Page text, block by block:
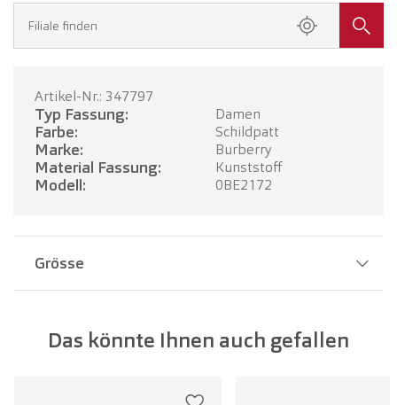
Filiale finden
Artikel-Nr.: 347797
Typ Fassung: Damen
Farbe: Schildpatt
Marke: Burberry
Material Fassung: Kunststoff
Modell: 0BE2172
Grösse
Glasbreite: 52 mm
Das könnte Ihnen auch gefallen